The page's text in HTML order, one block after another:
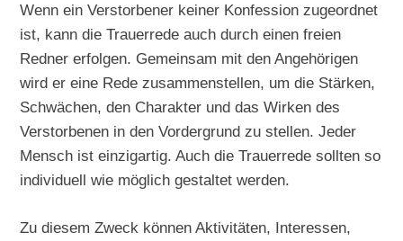
Wenn ein Verstorbener keiner Konfession zugeordnet
ist, kann die Trauerrede auch durch einen freien
Redner erfolgen. Gemeinsam mit den Angehörigen
wird er eine Rede zusammenstellen, um die Stärken,
Schwächen, den Charakter und das Wirken des
Verstorbenen in den Vordergrund zu stellen. Jeder
Mensch ist einzigartig. Auch die Trauerrede sollten so
individuell wie möglich gestaltet werden.
Zu diesem Zweck können Aktivitäten, Interessen,